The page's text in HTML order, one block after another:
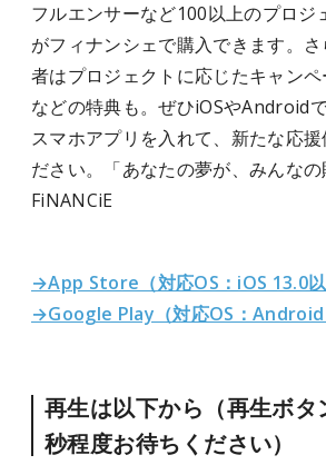
フルエンサーなど100以上のプロジ
がフィナンシェで購入できます。
者はプロジェクトに応じたキャン
などの特典も。ぜひiOSやAndroid
スマホアプリを入れて、新たな応援
ださい。「あなたの夢が、みんなの
FiNANCiE
→App Store（対応OS：iOS 13.0以
→Google Play（対応OS：Android
再生は以下から（再生ボタ
秒程度お待ちください）